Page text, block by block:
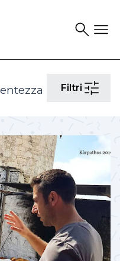
SearchDrawer
Filtri Filtri